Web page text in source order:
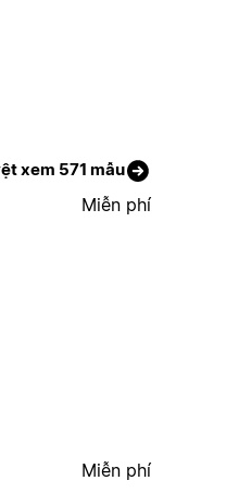
xem 571 mẫu
Miễn phí
Miễn phí